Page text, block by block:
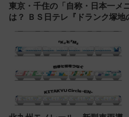
東京・千住の「自称・日本一メ
は？ ＢＳ日テレ『ドランク塚